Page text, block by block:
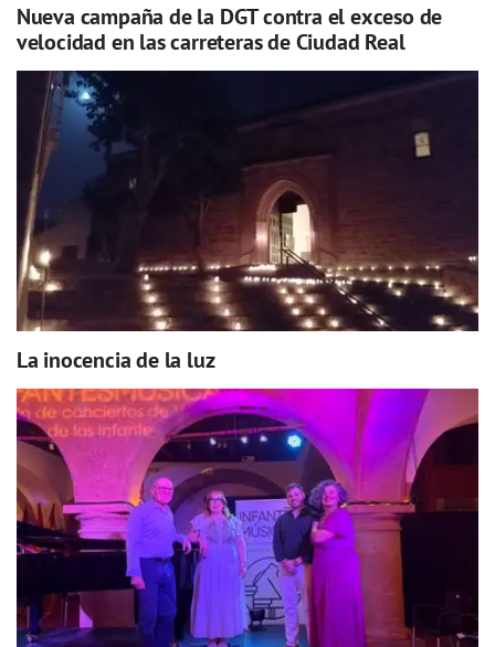
Nueva campaña de la DGT contra el exceso de
velocidad en las carreteras de Ciudad Real
La inocencia de la luz